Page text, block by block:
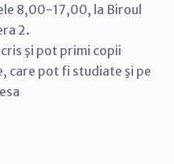
8,00-17,00, la Biroul
2.
şi pot primi copii
care pot fi studiate şi pe